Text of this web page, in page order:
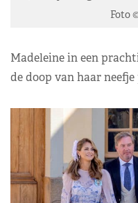
Foto
Madeleine in een
de doop van haar